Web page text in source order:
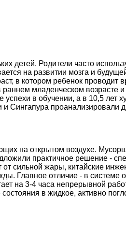
детей. Родители часто
на развитии мозга и
в котором ребенок
младенческом возрасте
в обучении, а в 10,5 лет
Сингапура проанализировали
на открытом воздухе.
практичное решение -
сильной жары, китайские
Главное отличие - в системе
на 3-4 часа непрерывной
в жидкое, активно